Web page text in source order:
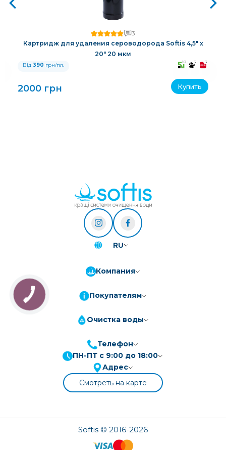
ПриватБанк
3-10 платежів, кредит 0.01%
3-7 платежів, кредит 0.01%
3-10 платежів, кредит 0.01%
3-10 платежів, кредит 0.01%
3
Картридж для удаления сероводорода Softis 4,5" х
20" 20 мкм
Від 390 грн/пл. 10 3 3
2000 грн Купить
RU
Компания
Покупателям
Очистка воды
Телефон
ПН-ПТ с 9:00 до 18:00
Адрес
Смотреть на карте
Softis © 2016-2026